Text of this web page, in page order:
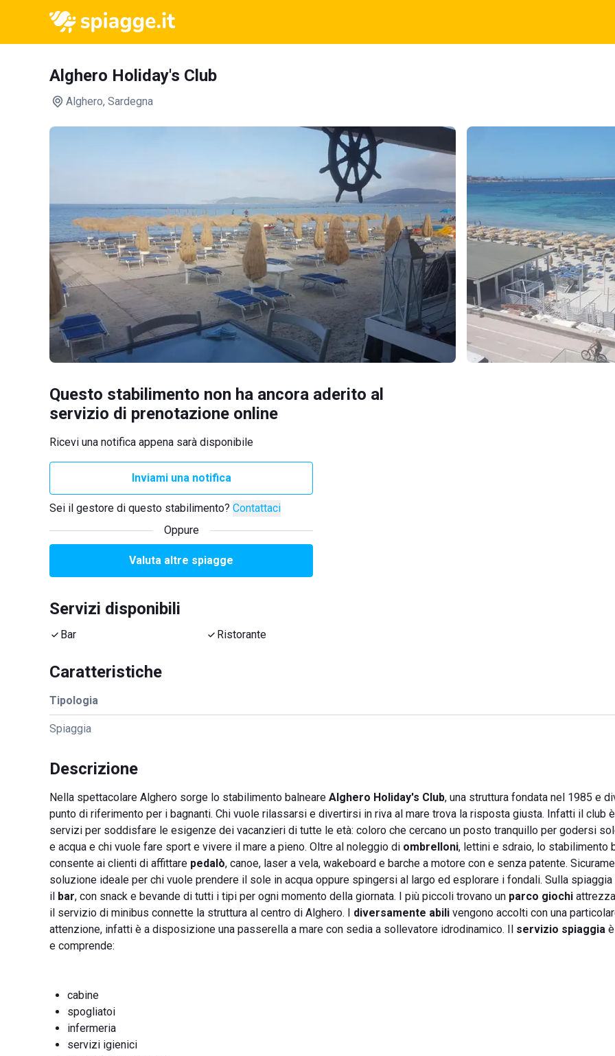
Alghero Holiday's Club
Alghero, Sardegna
Questo stabilimento non ha ancora aderito al
servizio di prenotazione online
Ricevi una notifica appena sarà disponibile
Inviami una notifica
Sei il gestore di questo stabilimento? Contattaci
Oppure
Valuta altre spiagge
Servizi disponibili
Bar Ristorante
Caratteristiche
Tipologia
Spiaggia
Descrizione
Nella spettacolare Alghero sorge lo stabilimento balneare Alghero Holiday's Club, una struttura fondata nel 1985 e
punto di riferimento per i bagnanti. Chi vuole rilassarsi e divertirsi in riva al mare trova la risposta giusta. Infatti il club
servizi per soddisfare le esigenze dei vacanzieri di tutte le età: coloro che cercano un posto tranquillo per godersi
e acqua e chi vuole fare sport e vivere il mare a pieno. Oltre al noleggio di ombrelloni, lettini e sdraio, lo stabilimento
consente ai clienti di affittare pedalò, canoe, laser a vela, wakeboard e barche a motore con e senza patente.
soluzione ideale per chi vuole prendere il sole in acqua oppure spingersi al largo ed esplorare i fondali. Sulla spiaggia
il bar, con snack e bevande di tutti i tipi per ogni momento della giornata. I più piccoli trovano un parco giochi
il servizio di minibus connette la struttura al centro di Alghero. I diversamente abili vengono accolti con una
attenzione, infatti è a disposizione una passerella a mare con sedia a sollevatore idrodinamico. Il servizio spiaggia
e comprende:
cabine
spogliatoi
infermeria
servizi igienici